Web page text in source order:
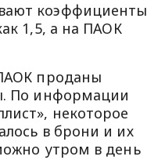
коэффициенты
1,5, а на ПАОК
проданы
По информации
некоторое
в брони и их
утром в день